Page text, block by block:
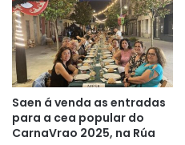
Saen á venda as entradas
para a cea popular do
CarnaVrao 2025, na Rúa